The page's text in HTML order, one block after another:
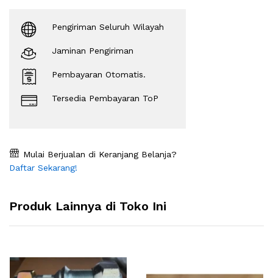
Pengiriman Seluruh Wilayah
Jaminan Pengiriman
Pembayaran Otomatis.
Tersedia Pembayaran ToP
Mulai Berjualan di Keranjang Belanja?
Daftar Sekarang!
Produk Lainnya di Toko Ini